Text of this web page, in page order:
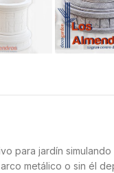
para jardín
metálico o sin él